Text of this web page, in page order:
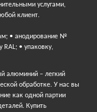
услугами,
клиент.
• анодирование №
• упаковку,
алюминий – легкий
обработке. У нас вы
как одной партии
Купить